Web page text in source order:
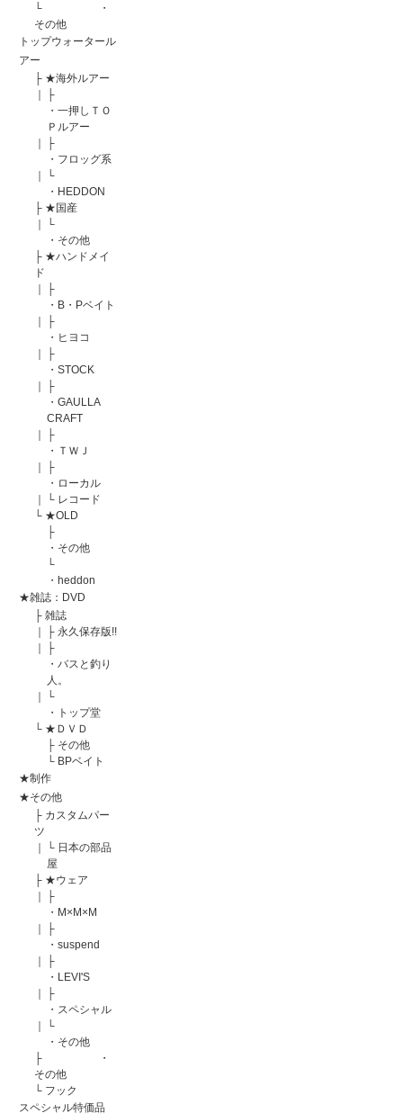
└
・
その他
トップウォータール
アー
├ ★海外ルアー
├
・一押しＴＯ
Ｐルアー
├
・フロッグ系
└
・HEDDON
├ ★国産
└
・その他
├ ★ハンドメイ
ド
├
・B・Pベイト
├
・ヒヨコ
├
・STOCK
├
・GAULLA
CRAFT
├
・ＴＷＪ
├
・ローカル
└ レコード
└ ★OLD
├
・その他
└
・heddon
★雑誌：DVD
├ 雑誌
├ 永久保存版!!
├
・バスと釣り
人。
└
・トップ堂
└ ★ＤＶＤ
├ その他
└ BPベイト
★制作
★その他
├ カスタムパー
ツ
└ 日本の部品
屋
├ ★ウェア
├
・M×M×M
├
・suspend
├
・LEVI'S
├
・スペシャル
└
・その他
├
・
その他
└ フック
スペシャル特価品